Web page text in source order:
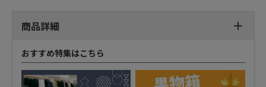
商品詳細
おすすめ特集はこちら